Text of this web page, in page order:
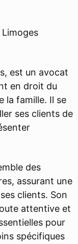
est un avocat
en droit du
la famille. Il se
ses clients de
des
assurant une
clients. Son
attentive et
pour
spécifiques